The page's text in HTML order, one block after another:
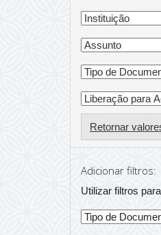
Retornar
Adicionar filtros:
Utilizar filtros